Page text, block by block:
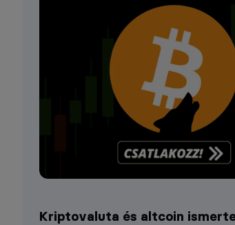
Kriptovaluta és altcoin